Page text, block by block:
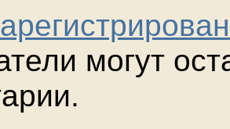
могут